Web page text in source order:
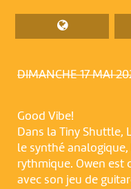
DIMANCHE 17 MAI
Good Vibe!
Dans la Tiny Shuttle,
le synthé
rythmique. Owen est
avec son jeu de